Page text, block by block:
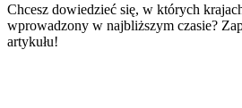
Chcesz dowiedzieć się, w których
wprowadzony w najbliższym czasie?
artykułu!